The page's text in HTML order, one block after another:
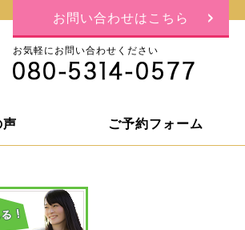
お問い合わせはこちら
お気軽にお問い合わせください
ご予約フォーム